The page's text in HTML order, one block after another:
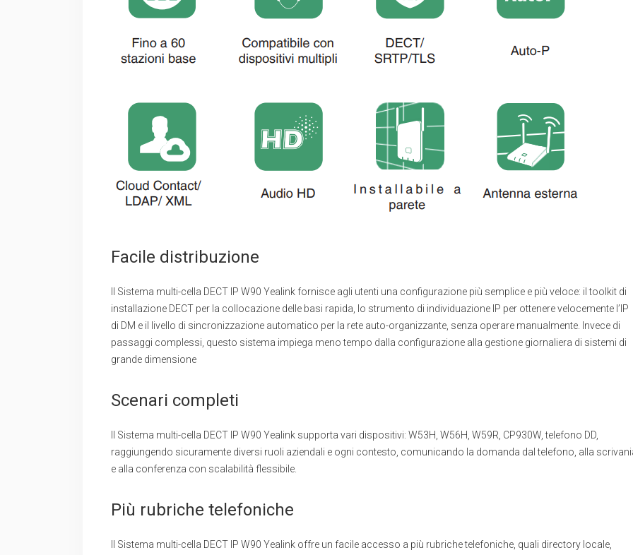
Facile distribuzione
Il Sistema multi-cella DECT IP W90 Yealink fornisce agli utenti una configurazione più semplice e più veloce: il toolkit di
installazione DECT per la collocazione delle basi rapida, lo strumento di individuazione IP per ottenere velocemente l’IP
di DM e il livello di sincronizzazione automatico per la rete auto-organizzante, senza operare manualmente. Invece di
passaggi complessi, questo sistema impiega meno tempo dalla configurazione alla gestione giornaliera di sistemi di
grande dimensione
Scenari completi
Il Sistema multi-cella DECT IP W90 Yealink supporta vari dispositivi: W53H, W56H, W59R, CP930W, telefono DD,
raggiungendo sicuramente diversi ruoli aziendali e ogni contesto, comunicando la domanda dal telefono, alla
e alla conferenza con scalabilità flessibile.
Più rubriche telefoniche
Il Sistema multi-cella DECT IP W90 Yealink offre un facile accesso a più rubriche telefoniche, quali directory locale,